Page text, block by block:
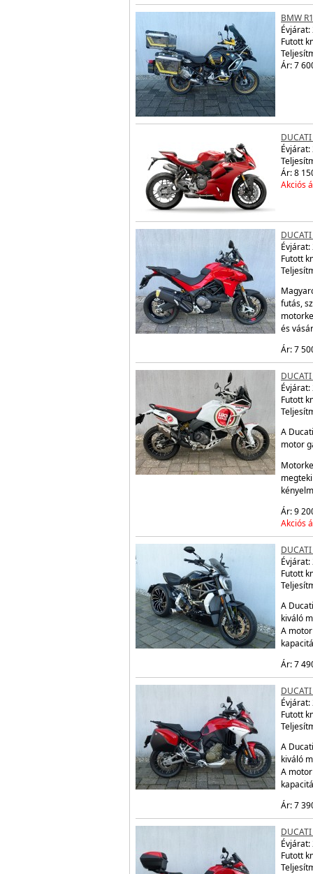
BMW
Évjárat:
Futott
Ár: 7
Évjárat:
Ár: 8
Akciós
Évjárat:
Futott
futás,
és
Ár: 7
DUCATI
Évjárat:
Futott
A
motor
Ár: 9
Akciós
Évjárat:
Futott
A
kiváló
A
Ár: 7
Évjárat:
Futott
A
kiváló
A
Ár: 7
Évjárat:
Futott